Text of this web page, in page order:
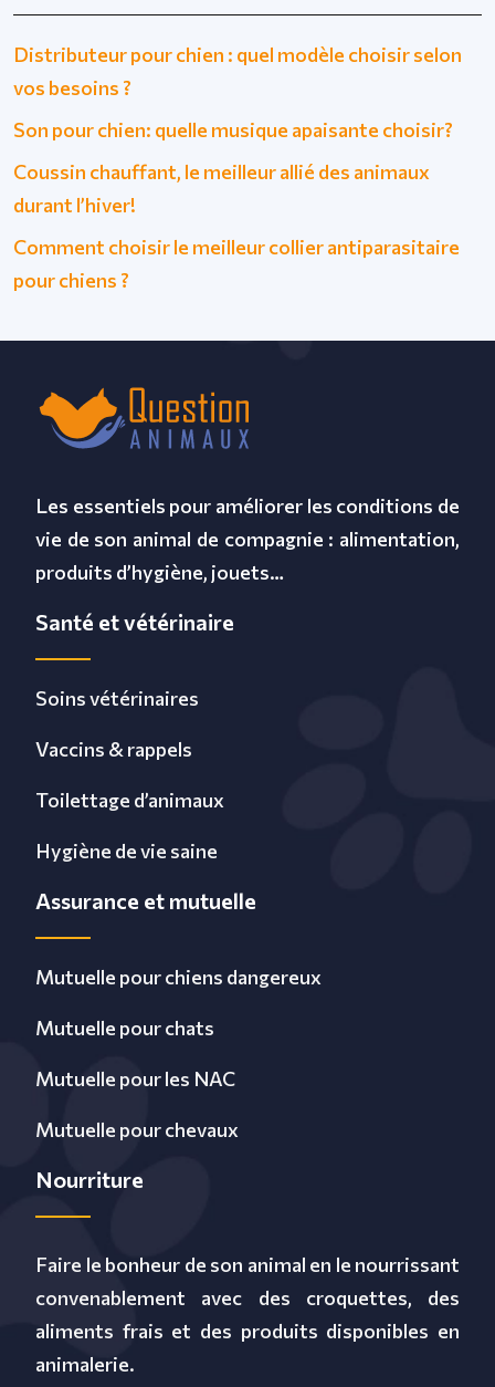
Distributeur pour chien : quel modèle choisir selon
vos besoins ?
Son pour chien: quelle musique apaisante choisir?
Coussin chauffant, le meilleur allié des animaux
durant l’hiver!
Comment choisir le meilleur collier antiparasitaire
pour chiens ?
Les essentiels pour améliorer les conditions de
vie de son animal de compagnie : alimentation,
produits d’hygiène, jouets…
Santé et vétérinaire
Soins vétérinaires
Vaccins & rappels
Toilettage d’animaux
Hygiène de vie saine
Assurance et mutuelle
Mutuelle pour chiens dangereux
Mutuelle pour chats
Mutuelle pour les NAC
Mutuelle pour chevaux
Nourriture
Faire le bonheur de son animal en le nourrissant
convenablement avec des croquettes, des
aliments frais et des produits disponibles en
animalerie.